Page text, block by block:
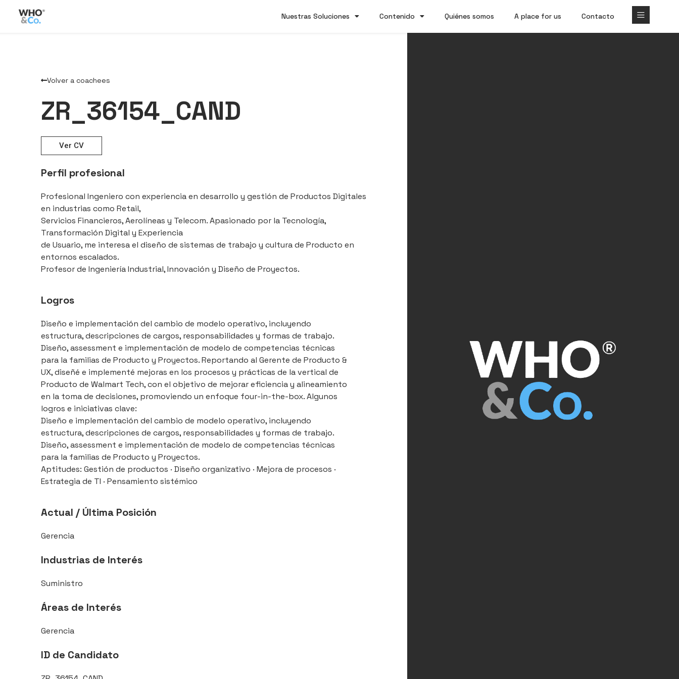
Nuestras Soluciones Contenido Quiénes somos A place for us Contacto
Volver a coachees
ZR_36154_CAND
Ver CV
Perfil profesional
Profesional Ingeniero con experiencia en desarrollo y gestión de Productos Digitales
en industrias como Retail,
Servicios Financieros, Aerolíneas y Telecom. Apasionado por la Tecnología,
Transformación Digital y Experiencia
de Usuario, me interesa el diseño de sistemas de trabajo y cultura de Producto en
entornos escalados.
Profesor de Ingeniería Industrial, Innovación y Diseño de Proyectos.
Logros
Diseño e implementación del cambio de modelo operativo, incluyendo
estructura, descripciones de cargos, responsabilidades y formas de trabajo.
Diseño, assessment e implementación de modelo de competencias técnicas
para la familias de Producto y Proyectos. Reportando al Gerente de Producto &
UX, diseñé e implementé mejoras en los procesos y prácticas de la vertical de
Producto de Walmart Tech, con el objetivo de mejorar eficiencia y alineamiento
en la toma de decisiones, promoviendo un enfoque four-in-the-box. Algunos
logros e iniciativas clave:
Diseño e implementación del cambio de modelo operativo, incluyendo
estructura, descripciones de cargos, responsabilidades y formas de trabajo.
Diseño, assessment e implementación de modelo de competencias técnicas
para la familias de Producto y Proyectos.
Aptitudes: Gestión de productos · Diseño organizativo · Mejora de procesos ·
Estrategia de TI · Pensamiento sistémico
Actual / Última Posición
Gerencia
Industrias de Interés
Suministro
Áreas de Interés
Gerencia
ID de Candidato